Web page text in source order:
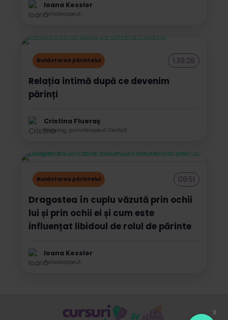
x
Ioana Kessler
Psihoterapeut
Bunăstarea părintelui 1:39:28
Relația intimă după ce devenim
părinți
Cristina Flueraș
Psiholog, psihoterapeut Gestalt
Bunăstarea părintelui 09:51
Dragostea în cuplu văzută prin ochii
lui și prin ochii ei și cum este
influențat libidoul de rolul de părinte
Ioana Kessler
Psihoterapeut